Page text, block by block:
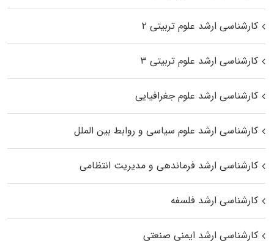
کارشناسی ارشد علوم تربیتی ۲
کارشناسی ارشد علوم تربیتی ۳
کارشناسی ارشد علوم جغرافیایی
کارشناسی ارشد علوم سیاسی و روابط بین الملل
کارشناسی ارشد فرماندهی و مدیریت انتظامی
کارشناسی ارشد فلسفه
کارشناسی ارشد ایمنی صنعتی